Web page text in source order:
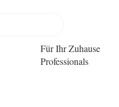
Für Ihr Zuhause
Professionals